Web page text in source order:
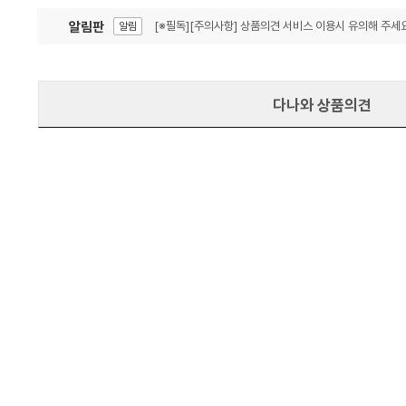
알림판 알림 [※필독][주의사항] 상품의견 서비스 이용시 유의해 주세
다나와 상품의견